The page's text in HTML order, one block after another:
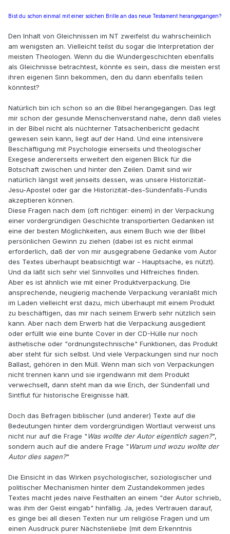
Bist du schon einmal mit einer solchen Brille an das neue Testament herangegangen?
Den Inhalt von Gleichnissen im NT zweifelst du wahrscheinlich
am wenigsten an. Vielleicht teilst du sogar die Interpretation der
meisten Theologen. Wenn du die Wundergeschichten ebenfalls
als Gleichnisse betrachtest, könnte es sein, dass die meisten erst
ihren eigenen Sinn bekommen, den du dann ebenfalls teilen
könntest?
Natürlich bin ich schon so an die Bibel herangegangen. Das legt
mir schon der gesunde Menschenverstand nahe, denn daß vieles
in der Bibel nicht als nüchterner Tatsachenbericht gedacht
gewesen sein kann, liegt auf der Hand. Und eine intensivere
Beschäftigung mit Psychologie einerseits und theologischer
Exegese andererseits erweitert den eigenen Blick für die
Botschaft zwischen und hinter den Zeilen. Damit sind wir
natürlich längst weit jenseits dessen, was unsere Historizität-
Jesu-Apostel oder gar die Historizität-des-Sündenfalls-Fundis
akzeptieren können.
Diese Fragen nach dem (oft richtiger: einem) in der Verpackung
einer vordergründigen Geschichte transportierten Gedanken ist
eine der besten Möglichkeiten, aus einem Buch wie der Bibel
persönlichen Gewinn zu ziehen (dabei ist es nicht einmal
erforderlich, daß der von mir ausgegrabene Gedanke vom Autor
des Textes überhaupt beabsichtigt war - Hauptsache, es nützt).
Und da läßt sich sehr viel Sinnvolles und Hilfreiches finden.
Aber es ist ähnlich wie mit einer Produktverpackung. Die
ansprechende, neugierig machende Verpackung veranlaßt mich
im Laden vielleicht erst dazu, mich überhaupt mit einem Produkt
zu beschäftigen, das mir nach seinem Erwerb sehr nützlich sein
kann. Aber nach dem Erwerb hat die Verpackung ausgedient
oder erfüllt wie eine bunte Cover in der CD-Hülle nur noch
ästhetische oder "ordnungstechnische" Funktionen, das Produkt
aber steht für sich selbst. Und viele Verpackungen sind nur noch
Ballast, gehören in den Müll. Wenn man sich von Verpackungen
nicht trennen kann und sie irgendwann mit dem Produkt
verwechselt, dann steht man da wie Erich, der Sündenfall und
Sintflut für historische Ereignisse hält.
Doch das Befragen biblischer (und anderer) Texte auf die
Bedeutungen hinter dem vordergründigen Wortlaut verweist uns
nicht nur auf die Frage "Was wollte der Autor eigentlich sagen?",
sondern auch auf die andere Frage "Warum und wozu wollte der
Autor dies sagen?"
Die Einsicht in das Wirken psychologischer, soziologischer und
politischer Mechanismen hinter dem Zustandekommen jedes
Textes macht jedes naive Festhalten an einem "der Autor schrieb,
was ihm der Geist eingab" hinfällig. Ja, jedes Vertrauen darauf,
es ginge bei all diesen Texten nur um religiöse Fragen und um
einen Ausdruck purer Nächstenliebe (mit dem Erkenntnis